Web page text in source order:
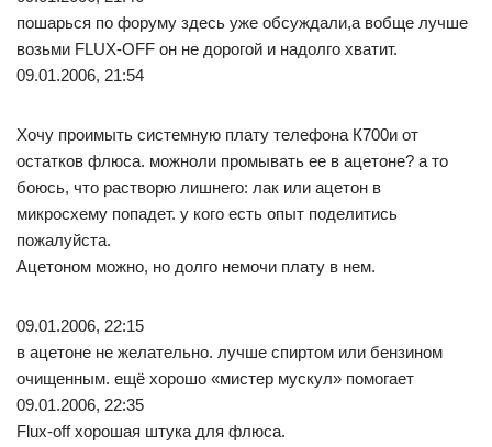
пошарься по форуму здесь уже обсуждали,а вобще лучше
возьми FLUX-OFF он не дорогой и надолго хватит.
09.01.2006, 21:54
Хочу проимыть системную плату телефона К700и от
остатков флюса. можноли промывать ее в ацетоне? а то
боюсь, что растворю лишнего: лак или ацетон в
микросхему попадет. у кого есть опыт поделитись
пожалуйста.
Ацетоном можно, но долго немочи плату в нем.
09.01.2006, 22:15
в ацетоне не желательно. лучше спиртом или бензином
очищенным. ещё хорошо «мистер мускул» помогает
09.01.2006, 22:35
Flux-off хорошая штука для флюса.